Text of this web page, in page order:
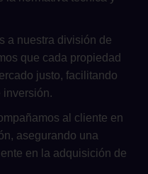
a nuestra división de
que cada propiedad
justo, facilitando
inversión.
al cliente en
asegurando una
en la adquisición de